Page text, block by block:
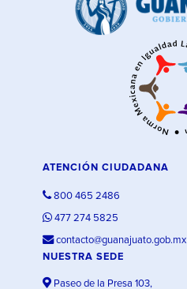
ATENCIÓN CIUDADANA
800 465 2486
477 274 5825
contacto@guanajuato.gob.mx
NUESTRA SEDE
Paseo de la Presa 103,